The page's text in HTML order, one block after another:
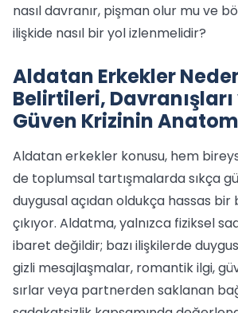
nasıl davranır, pişman olur mu ve
ilişkide nasıl bir yol izlenmelidir?
Aldatan Erkekler
Belirtileri,
Güven Krizinin
Aldatan erkekler konusu, hem
de toplumsal tartışmalarda sıkça
duygusal açıdan oldukça hassas bir
çıkıyor. Aldatma, yalnızca fiziksel
ibaret değildir; bazı ilişkilerde
gizli mesajlaşmalar, romantik ilgi,
sırlar veya partnerden saklanan